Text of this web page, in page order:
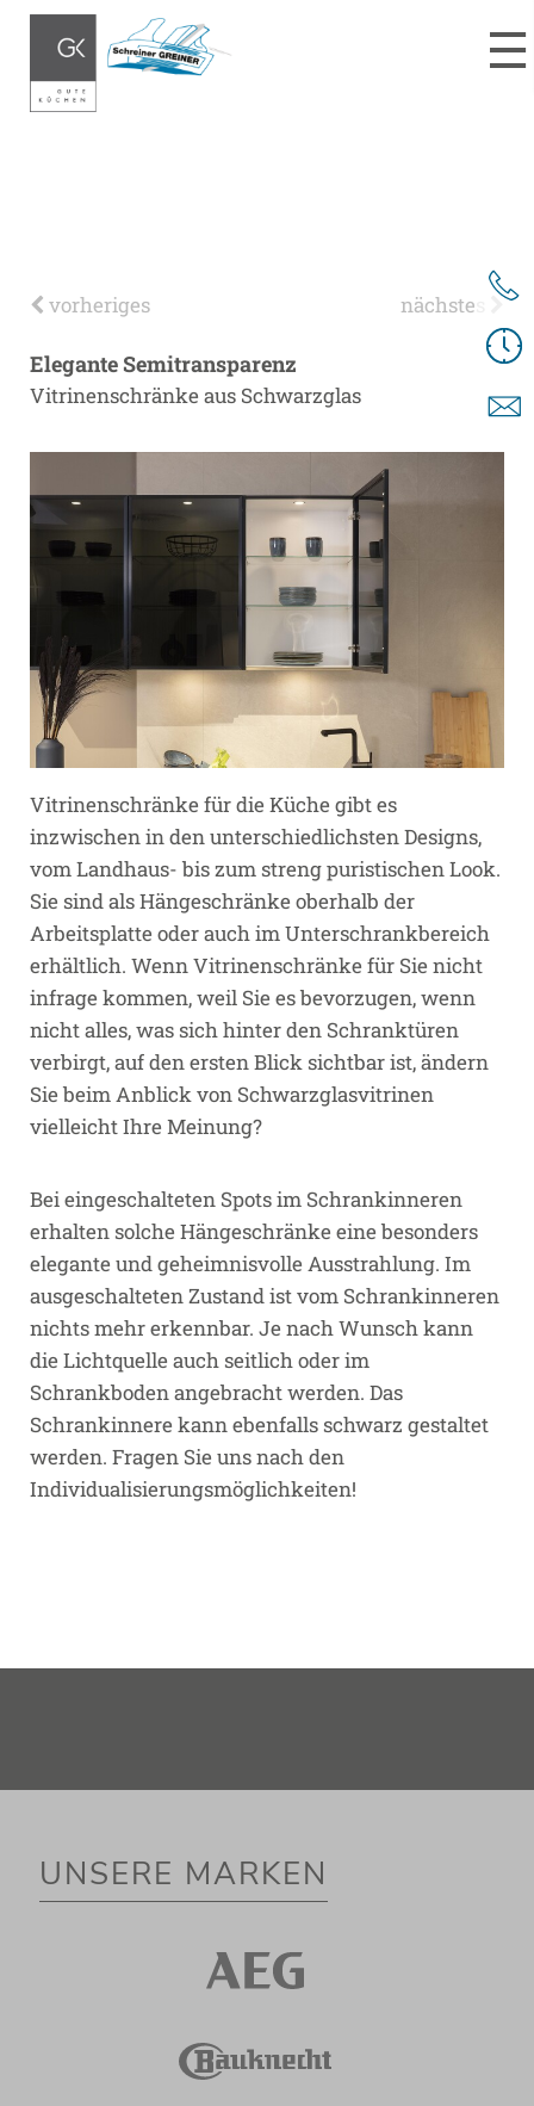
vorheriges nächstes
Elegante Semitransparenz
Vitrinenschränke aus Schwarzglas
Vitrinenschränke für die Küche gibt es
inzwischen in den unterschiedlichsten Designs,
vom Landhaus- bis zum streng puristischen Look.
Sie sind als Hängeschränke oberhalb der
Arbeitsplatte oder auch im Unterschrankbereich
erhältlich. Wenn Vitrinenschränke für Sie nicht
infrage kommen, weil Sie es bevorzugen, wenn
nicht alles, was sich hinter den Schranktüren
verbirgt, auf den ersten Blick sichtbar ist, ändern
Sie beim Anblick von Schwarzglasvitrinen
vielleicht Ihre Meinung?
Bei eingeschalteten Spots im Schrankinneren
erhalten solche Hängeschränke eine besonders
elegante und geheimnisvolle Ausstrahlung. Im
ausgeschalteten Zustand ist vom Schrankinneren
nichts mehr erkennbar. Je nach Wunsch kann
die Lichtquelle auch seitlich oder im
Schrankboden angebracht werden. Das
Schrankinnere kann ebenfalls schwarz gestaltet
werden. Fragen Sie uns nach den
Individualisierungsmöglichkeiten!
UNSERE MARKEN